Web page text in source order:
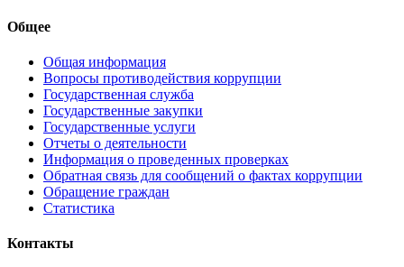
Общее
Общая информация
Вопросы противодействия коррупции
Государственная служба
Государственные закупки
Государственные услуги
Отчеты о деятельности
Информация о проведенных проверках
Обратная связь для сообщений о фактах коррупции
Обращение граждан
Статистика
Контакты